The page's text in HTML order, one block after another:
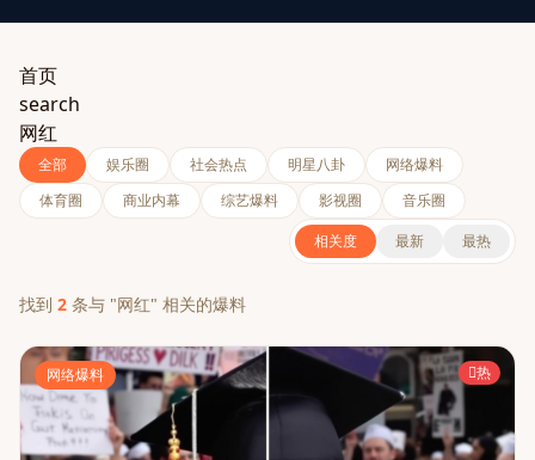
首页
search
网红
全部 娱乐圈 社会热点 明星八卦
网络爆料
体育圈
商业内幕 综艺爆料 影视圈
音乐圈
相关度
最新 最热
找到 2 条与 "网红" 相关的爆料
网络爆料 热